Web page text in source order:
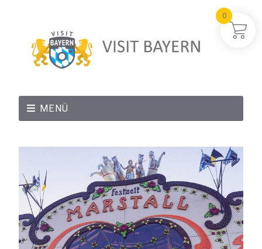
MENÜ
0